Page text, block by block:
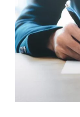
Larger
Image